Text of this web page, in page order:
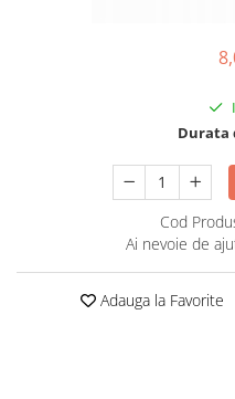
Pistoale de spuma si silicon
Razuri si razuitoare de mana
surubelnite
Durata
Cod
Ai nevoie de
Adauga la Favorite